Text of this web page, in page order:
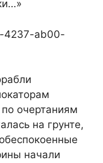
очертаниям
на грунте,
начали